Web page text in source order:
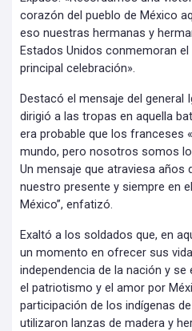
corazón del pueblo de México
eso nuestras hermanas y
Estados Unidos conmemoran
principal celebración».
Destacó el mensaje del general
dirigió a las tropas en aquella
era probable que los franceses
mundo, pero nosotros somos
Un mensaje que atraviesa años
nuestro presente y siempre en
México”, enfatizó.
Exaltó a los soldados que, en
un momento en ofrecer sus
independencia de la nación y
el patriotismo y el amor por
participación de los indígenas
utilizaron lanzas de madera y